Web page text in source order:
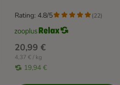
20,99 €
4,37 € / kg
19,94 €
Rating: 4.8/5 (22)